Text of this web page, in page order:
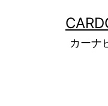
カーナ